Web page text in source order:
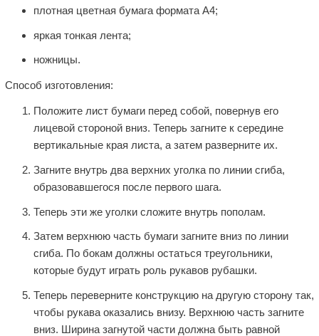
плотная цветная бумага формата А4;
яркая тонкая лента;
ножницы.
Способ изготовления:
Положите лист бумаги перед собой, повернув его
лицевой стороной вниз. Теперь загните к середине
вертикальные края листа, а затем разверните их.
Загните внутрь два верхних уголка по линии сгиба,
образовавшегося после первого шага.
Теперь эти же уголки сложите внутрь пополам.
Затем верхнюю часть бумаги загните вниз по линии
сгиба. По бокам должны остаться треугольники,
которые будут играть роль рукавов рубашки.
Теперь переверните конструкцию на другую сторону так,
чтобы рукава оказались внизу. Верхнюю часть загните
вниз. Ширина загнутой части должна быть равной